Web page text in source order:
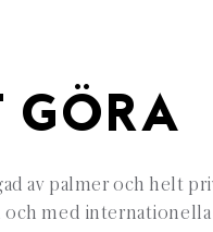
GÖRA
av palmer och helt
och med